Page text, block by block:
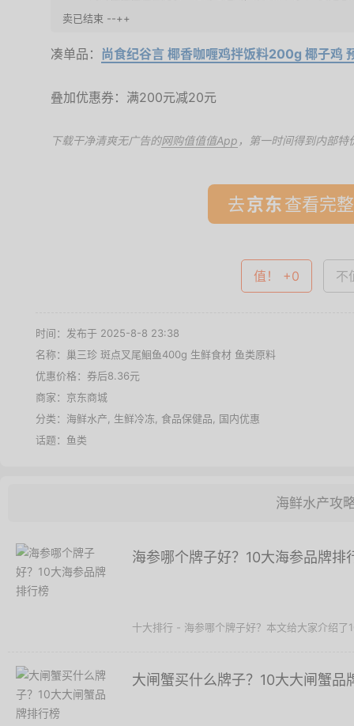
卖已结束 --++
凑单品： 尚食纪谷言 椰香咖喱鸡拌饭料200g 椰子鸡
叠加优惠券：满200元减20元
下载干净清爽无广告的网购值值值App ，第一时间得到内部特
去 查看完
值！ +0 不
时间：发布于 2025-8-8 23:38
名称： 巢三珍 斑点叉尾鮰鱼400g 生鲜食材 鱼类原料
优惠价格： 券后8.36元
商家： 京东商城
分类： 海鲜水产 生鲜冷冻 食品保健品
国内优惠
话题： 鱼类
海鲜水产攻
海参哪个牌子好？10大海参品牌排
十大排行 - 海参哪个牌子好？本文给大家介绍
大闸蟹买什么牌子？10大大闸蟹品